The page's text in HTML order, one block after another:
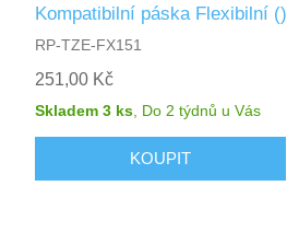
Kompatibilní páska Flexibilní ()
RP-TZE-FX151
251,00 Kč
Skladem 3 ks Do 2 týdnů u Vás